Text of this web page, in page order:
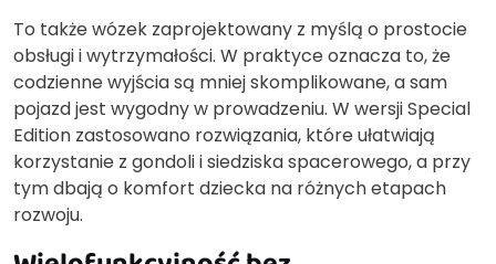
To także wózek zaprojektowany z myślą o prostocie
obsługi i wytrzymałości. W praktyce oznacza to, że
codzienne wyjścia są mniej skomplikowane, a sam
pojazd jest wygodny w prowadzeniu. W wersji Special
Edition zastosowano rozwiązania, które ułatwiają
korzystanie z gondoli i siedziska spacerowego, a przy
tym dbają o komfort dziecka na różnych etapach
rozwoju.